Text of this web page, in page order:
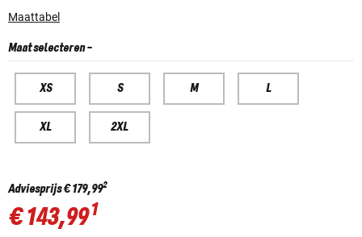
Maattabel
Maat selecteren-
XS S M L
XL 2XL
Adviesprijs€ 179,992
€ 143,991